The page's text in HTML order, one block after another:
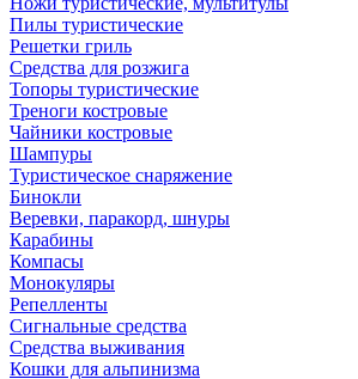
Пилы туристические
Решетки гриль
Средства для розжига
Топоры туристические
Треноги костровые
Чайники костровые
Шампуры
Туристическое снаряжение
Бинокли
Веревки, паракорд, шнуры
Карабины
Компасы
Монокуляры
Репелленты
Сигнальные средства
Средства выживания
Кошки для альпинизма